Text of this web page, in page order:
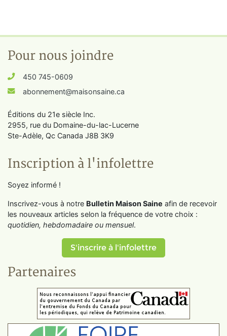
Pour nous joindre
450 745-0609
abonnement@maisonsaine.ca
Éditions du 21e siècle Inc.
2955, rue du Domaine-du-lac-Lucerne
Ste-Adèle, Qc Canada J8B 3K9
Inscription à l'infolettre
Soyez informé !
Inscrivez-vous à notre Bulletin Maison Saine afin de recevoir
les nouveaux articles selon la fréquence de votre choix :
quotidien, hebdomadaire ou mensuel.
S'inscrire à l'infolettre
Partenaires